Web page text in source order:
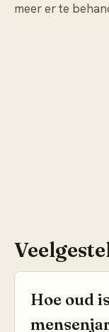
meer er te
Hoe oud